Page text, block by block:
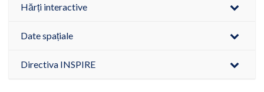
Hărți interactive
Date spațiale
Directiva INSPIRE